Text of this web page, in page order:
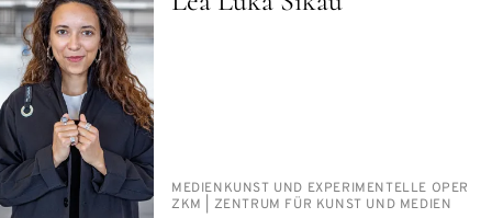
PERSON_RESEARCH_SUBJECT
ME­DI­EN­KUNST UND EX­PE­RI­MEN­TEL­LE OPER
INSTITUTION
ZKM | ZEN­TRUM FÜR KUNST UND ME­DI­EN